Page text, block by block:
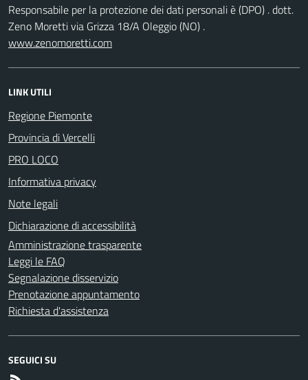
Responsabile per la protezione dei dati personali è (DPO) . dott.
Zeno Moretti via Grizza 18/A Oleggio (NO) .
www.zenomoretti.com
LINK UTILI
Regione Piemonte
Provincia di Vercelli
PRO LOCO
Informativa privacy
Note legali
Dichiarazione di accessibilità
Amministrazione trasparente
Leggi le FAQ
Segnalazione disservizio
Prenotazione appuntamento
Richiesta d'assistenza
SEGUICI SU